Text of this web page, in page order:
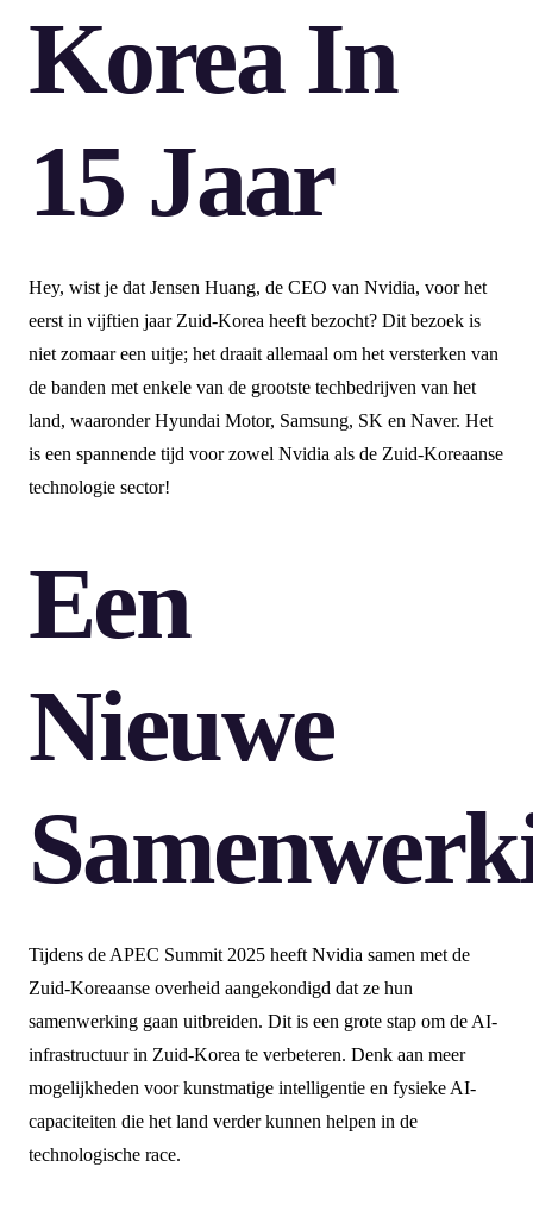
Korea In
15 Jaar
Hey, wist je dat Jensen Huang, de CEO van Nvidia, voor het
eerst in vijftien jaar Zuid-Korea heeft bezocht? Dit bezoek is
niet zomaar een uitje; het draait allemaal om het versterken van
de banden met enkele van de grootste techbedrijven van het
land, waaronder Hyundai Motor, Samsung, SK en Naver. Het
is een spannende tijd voor zowel Nvidia als de Zuid-Koreaanse
technologie sector!
Een
Nieuwe
Tijdens de APEC Summit 2025 heeft Nvidia samen met de
Zuid-Koreaanse overheid aangekondigd dat ze hun
samenwerking gaan uitbreiden. Dit is een grote stap om de AI-
infrastructuur in Zuid-Korea te verbeteren. Denk aan meer
mogelijkheden voor kunstmatige intelligentie en fysieke AI-
capaciteiten die het land verder kunnen helpen in de
technologische race.